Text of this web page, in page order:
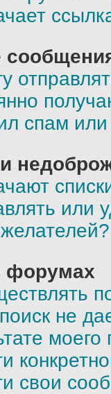
спам
или
форумах
не
свои